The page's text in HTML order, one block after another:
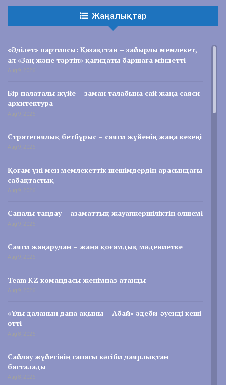
Жаңалықтар
«Әділет» партиясы: Қазақстан – зайырлы мемлекет,
ал «Заң және тәртіп» қағидаты баршаға міндетті
Aug 9, 2026
Бір палаталы жүйе – заман талабына сай жаңа саяси
архитектура
Aug 9, 2026
Стратегиялық бетбұрыс – саяси жүйенің жаңа кезеңі
Aug 9, 2026
Қоғам үні мен мемлекеттік шешімдердің арасындағы
сабақтастық
Aug 9, 2026
Саналы таңдау – азаматтық жауапкершіліктің өлшемі
Aug 9, 2026
Саяси жаңарудан – жаңа қоғамдық мәдениетке
Aug 9, 2026
Team KZ командасы жеңімпаз атанды
Aug 9, 2026
«Ұлы даланың дана ақыны – Абай» әдеби-әуенді кеші
өтті
Aug 8, 2026
Сайлау жүйесінің сапасы кәсіби даярлықтан
басталады
Aug 8, 2026